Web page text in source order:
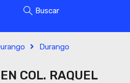
Buscar
Durango
COL. RAQUEL